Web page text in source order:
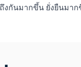
งกันมากขึ้น ยั่งยืนมา